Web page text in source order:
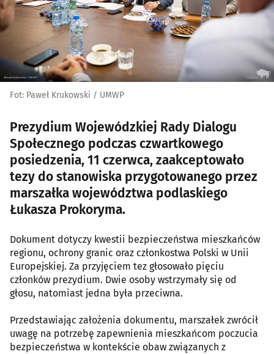
Fot: Paweł Krukowski / UMWP
Prezydium Wojewódzkiej Rady Dialogu
Społecznego podczas czwartkowego
posiedzenia, 11 czerwca, zaakceptowało
tezy do stanowiska przygotowanego przez
marszałka województwa podlaskiego
Łukasza Prokoryma.
Dokument dotyczy kwestii bezpieczeństwa mieszkańców
regionu, ochrony granic oraz członkostwa Polski w Unii
Europejskiej. Za przyjęciem tez głosowało pięciu
członków prezydium. Dwie osoby wstrzymały się od
głosu, natomiast jedna była przeciwna.
Przedstawiając założenia dokumentu, marszałek zwrócił
uwagę na potrzebę zapewnienia mieszkańcom poczucia
bezpieczeństwa w kontekście obaw związanych z